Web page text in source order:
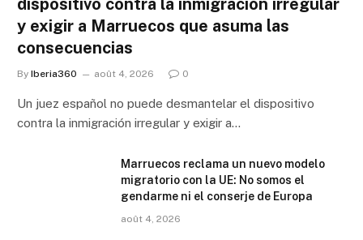
dispositivo contra la inmigración irregular
y exigir a Marruecos que asuma las
consecuencias
By Iberia360 août 4, 2026 0
Un juez español no puede desmantelar el dispositivo
contra la inmigración irregular y exigir a…
Marruecos reclama un nuevo modelo
migratorio con la UE: No somos el
gendarme ni el conserje de Europa
août 4, 2026